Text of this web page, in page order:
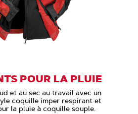
POUR LA PLUIE
et au sec au travail avec un
coquille imper respirant et
la pluie à coquille souple.